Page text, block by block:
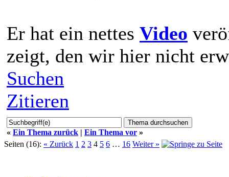
Er hat ein nettes Video
zeigt, den wir hier nicht
Suchen
Zitieren
« Ein Thema zurück | Ein Thema vor »
Seiten (16): « Zurück 1 2 3 4 5 6 … 16 Weiter »